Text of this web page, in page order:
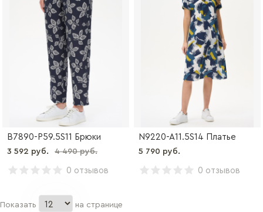
B7890-P59.5S11 Брюки
3 592 руб. 4 490 руб.
0 отзывов
N9220-A11.5S14 Платье
5 790 руб.
0 отзывов
Показать на странице